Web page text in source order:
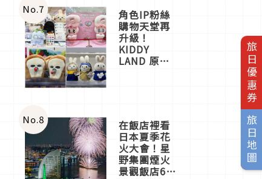
旅日優惠券
旅日地圖
一同給出了
答案
No.7 角色IP粉絲
購物天堂再
升級！
KIDDY
LAND 原宿
店3分即達
No.8 在飯店裡看
日本夏季花
火大會！星
野集團煙火
景觀飯店6